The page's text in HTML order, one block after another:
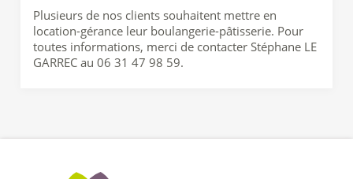
Plusieurs de nos clients souhaitent mettre en
location-gérance leur boulangerie-pâtisserie. Pour
toutes informations, merci de contacter Stéphane LE
GARREC au 06 31 47 98 59.